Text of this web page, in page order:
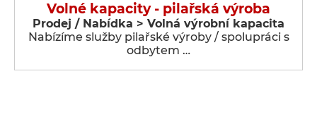
Volné kapacity - pilařská výroba
Prodej / Nabídka > Volná výrobní kapacita
Nabízíme služby pilařské výroby / spolupráci s
odbytem …